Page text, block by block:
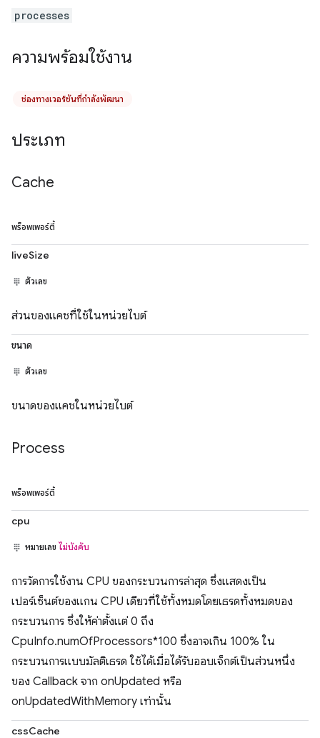
processes
ความพร้อมใช้งาน
ช่องทางเวอร์ชันที่กำลังพัฒนา
ประเภท
Cache
พร็อพเพอร์ตี้
liveSize
ตัวเลข
ส่วนของแคชที่ใช้ในหน่วยไบต์
ขนาด
ตัวเลข
ขนาดของแคชในหน่วยไบต์
Process
พร็อพเพอร์ตี้
cpu
หมายเลข ไม่บังคับ
การวัดการใช้งาน CPU ของกระบวนการล่าสุด ซึ่งแสดงเป็น
เปอร์เซ็นต์ของแกน CPU เดียวที่ใช้ทั้งหมดโดยเธรดทั้งหมดของ
กระบวนการ ซึ่งให้ค่าตั้งแต่ 0 ถึง
CpuInfo.numOfProcessors*100 ซึ่งอาจเกิน 100% ใน
กระบวนการแบบมัลติเธรด ใช้ได้เมื่อได้รับออบเจ็กต์เป็นส่วนหนึ่ง
ของ Callback จาก onUpdated หรือ
onUpdatedWithMemory เท่านั้น
cssCache